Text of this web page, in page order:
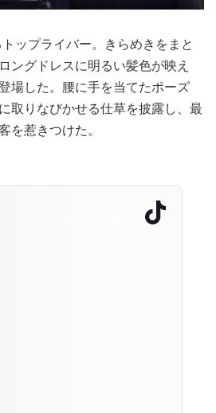
ップライバー。きらめきをまと
ングドレスに明るい髪色が映え
場した。腰に手を当てたポーズ
取りなびかせる仕草を披露し、最
を惹きつけた。